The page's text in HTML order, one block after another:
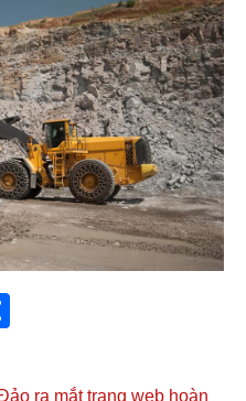
ra mắt trang web hoàn